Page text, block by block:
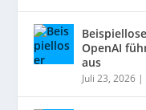
OpenAI
aus
Juli 23, 2026 |